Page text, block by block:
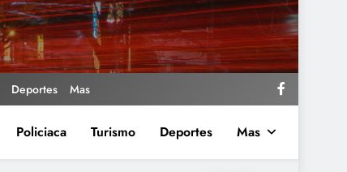
Deportes Mas
Policiaca Turismo Deportes Mas